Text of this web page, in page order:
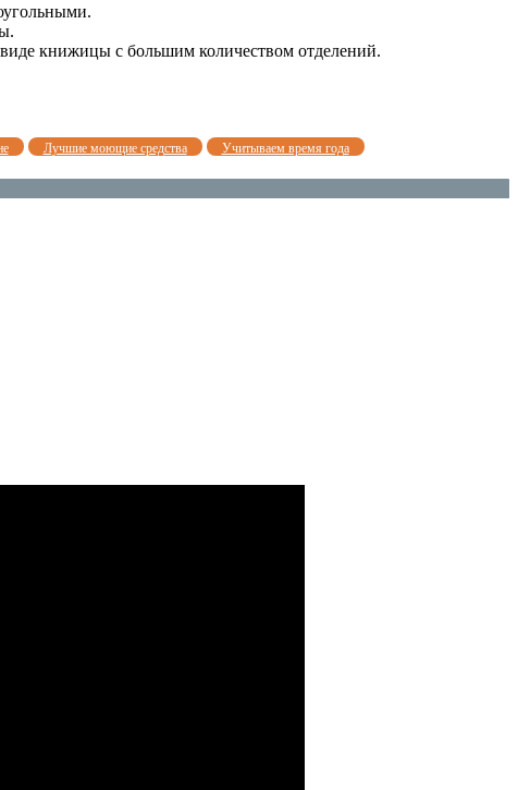
книжицы с большим количеством отделений.
Лучшие моющие средства Учитываем время года